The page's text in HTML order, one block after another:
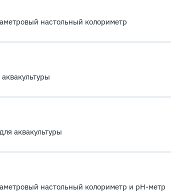
настольный колориметр
аквакультуры
настольный колориметр и pH-метр